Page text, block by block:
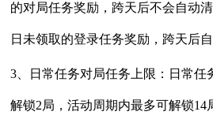
的对局任务奖励，跨天后不会自动
日未领取的登录任务奖励，跨天后自
3、日常任务对局任务上限：日常任
解锁2局，活动周期内最多可解锁14